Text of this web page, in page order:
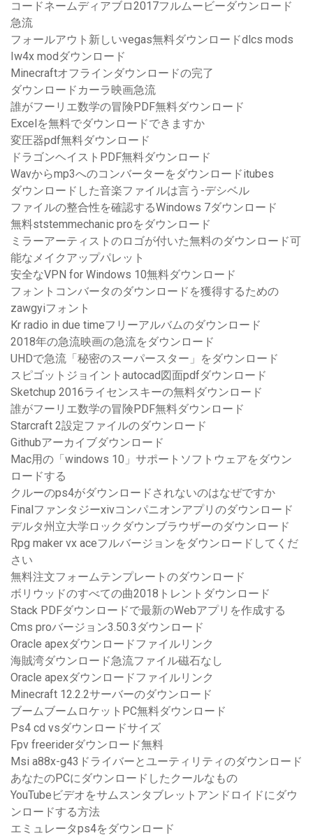
コードネームディアブロ2017フルムービーダウンロード
急流
フォールアウト新しいvegas無料ダウンロードdlcs mods
Iw4x modダウンロード
Minecraftオフラインダウンロードの完了
ダウンロードカーラ映画急流
誰がフーリエ数学の冒険PDF無料ダウンロード
Excelを無料でダウンロードできますか
変圧器pdf無料ダウンロード
ドラゴンヘイストPDF無料ダウンロード
Wavからmp3へのコンバーターをダウンロードitubes
ダウンロードした音楽ファイルは言う-デシベル
ファイルの整合性を確認するWindows 7ダウンロード
無料ststemmechanic proをダウンロード
ミラーアーティストのロゴが付いた無料のダウンロード可
能なメイクアップパレット
安全なVPN for Windows 10無料ダウンロード
フォントコンバータのダウンロードを獲得するための
zawgyiフォント
Kr radio in due timeフリーアルバムのダウンロード
2018年の急流映画の急流をダウンロード
UHDで急流「秘密のスーパースター」をダウンロード
スピゴットジョイントautocad図面pdfダウンロード
Sketchup 2016ライセンスキーの無料ダウンロード
誰がフーリエ数学の冒険PDF無料ダウンロード
Starcraft 2設定ファイルのダウンロード
Githubアーカイブダウンロード
Mac用の「windows 10」サポートソフトウェアをダウン
ロードする
クルーのps4がダウンロードされないのはなぜですか
Finalファンタジーxivコンパニオンアプリのダウンロード
デルタ州立大学ロックダウンブラウザーのダウンロード
Rpg maker vx aceフルバージョンをダウンロードしてくだ
さい
無料注文フォームテンプレートのダウンロード
ボリウッドのすべての曲2018トレントダウンロード
Stack PDFダウンロードで最新のWebアプリを作成する
Cms proバージョン3.50.3ダウンロード
Oracle apexダウンロードファイルリンク
海賊湾ダウンロード急流ファイル磁石なし
Oracle apexダウンロードファイルリンク
Minecraft 12.2.2サーバーのダウンロード
ブームブームロケットPC無料ダウンロード
Ps4 cd vsダウンロードサイズ
Fpv freeriderダウンロード無料
Msi a88x-g43ドライバーとユーティリティのダウンロード
あなたのPCにダウンロードしたクールなもの
YouTubeビデオをサムスンタブレットアンドロイドにダウ
ンロードする方法
エミュレータps4をダウンロード